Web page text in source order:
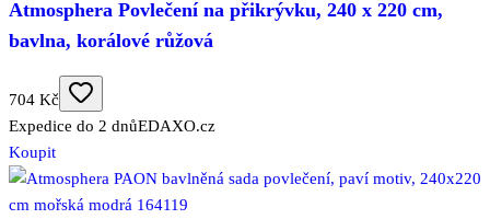
Atmosphera Povlečení na přikrývku, 240 x 220 cm,
bavlna, korálové růžová
704 Kč
Expedice do 2 dnůEDAXO.cz
Koupit